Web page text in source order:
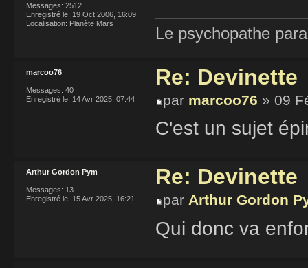
Le psychopathe
Messages: 2512
Enregistré le: 19 Oct 2006, 16:09
Localisation: Planète Mars
Re: Devinette
par marcoo76 » 09
C'est un sujet
marcoo76
Messages: 40
Enregistré le: 14 Avr 2025, 07:44
Re: Devinette
par Arthur Gordon
Qui donc va
Arthur Gordon Pym
Messages: 13
Enregistré le: 15 Avr 2025, 16:21